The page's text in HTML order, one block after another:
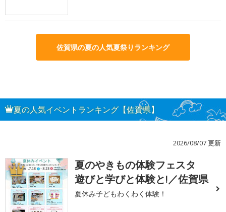
佐賀県の夏の人気夏祭りランキング
夏の人気イベントランキング【佐賀県】
2026/08/07 更新
1
夏のやきもの体験フェスタ
遊びと学びと体験と!／佐賀県
夏休み子どもわくわく体験！